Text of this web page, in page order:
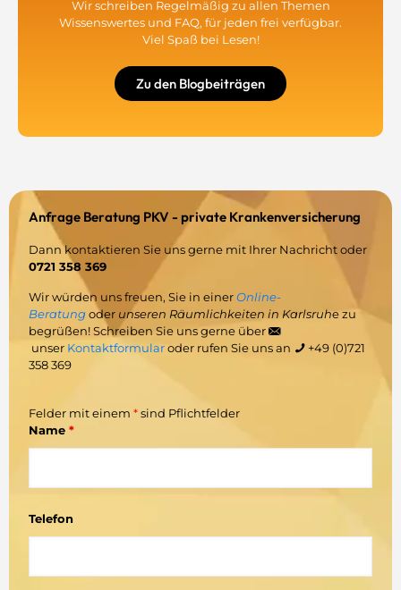
Wir schreiben Regelmäßig zu allen Themen
Wissenswertes und FAQ, für jeden frei verfügbar.
Viel Spaß bei Lesen!
Zu den Blogbeiträgen
Anfrage Beratung PKV - private Krankenversicherung
Dann kontaktieren Sie uns gerne mit Ihrer Nachricht oder
0721 358 369
Wir würden uns freuen, Sie in einerOnline-
Beratungoder unseren Räumlichkeiten in Karlsruhe zu
begrüßen! Schreiben Sie uns gerne über
unser Kontaktformularoder rufen Sie uns an
+49 (0)721
358 369
Felder mit einem *sind Pflichtfelder
Name *
Telefon